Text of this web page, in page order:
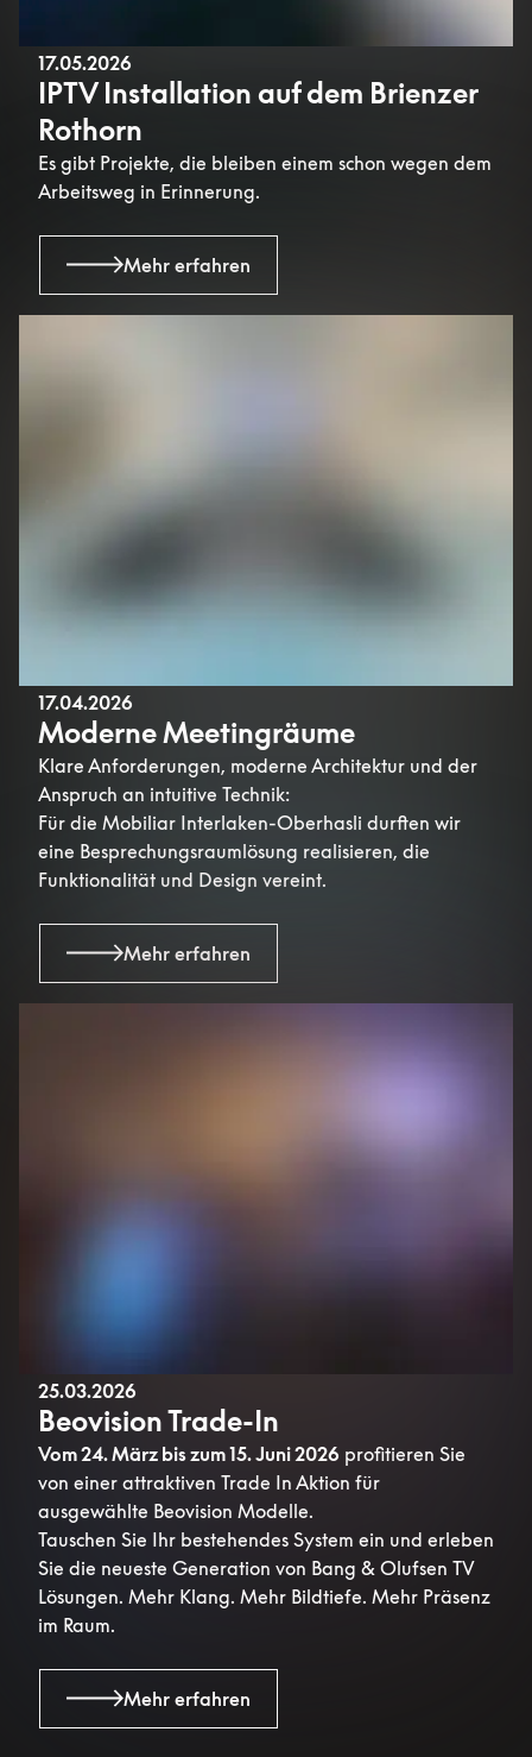
17.05.2026
IPTV Installation auf dem Brienzer
Rothorn
Es gibt Projekte, die bleiben einem schon wegen dem
Arbeitsweg in Erinnerung.
Mehr erfahren
17.04.2026
Moderne Meetingräume
Klare Anforderungen, moderne Architektur und der
Anspruch an intuitive Technik:
Für die Mobiliar Interlaken-Oberhasli durften wir
eine Besprechungsraumlösung realisieren, die
Funktionalität und Design vereint.
Mehr erfahren
25.03.2026
Beovision Trade-In
Vom 24. März bis zum 15. Juni 2026 profitieren Sie
von einer attraktiven Trade In Aktion für
ausgewählte Beovision Modelle.
Tauschen Sie Ihr bestehendes System ein und erleben
Sie die neueste Generation von Bang & Olufsen TV
Lösungen. Mehr Klang. Mehr Bildtiefe. Mehr Präsenz
im Raum.
Mehr erfahren